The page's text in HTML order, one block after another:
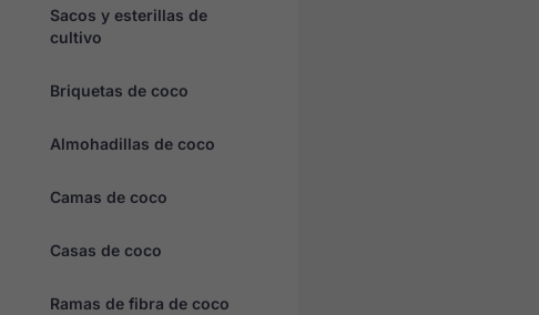
Sacos y esterillas de
cultivo
Briquetas de coco
Almohadillas de coco
Camas de coco
Casas de coco
Ramas de fibra de coco